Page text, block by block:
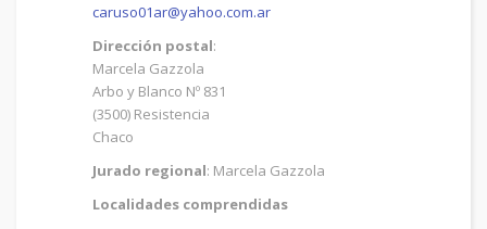
caruso01ar@yahoo.com.ar
Dirección postal:
Marcela Gazzola
Arbo y Blanco Nº 831
(3500) Resistencia
Chaco
Jurado regional: Marcela Gazzola
Localidades comprendidas